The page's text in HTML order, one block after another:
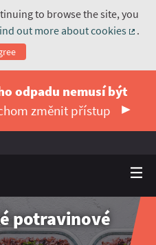
to browse the site, you
out more about cookies
.
odpadu nemusí být
změnit přístup
potravinové